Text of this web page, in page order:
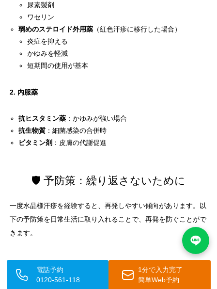
尿素製剤
ワセリン
弱めのステロイド外用薬 （紅色汗疹に移行した場合）
炎症を抑える
かゆみを軽減
短期間の使用が基本
2. 内服薬
抗ヒスタミン薬 ：かゆみが強い場合
抗生物質 ：細菌感染の合併時
ビタミン剤 ：皮膚の代謝促進
🛡️ 予防策：繰り返さないために
一度水晶様汗疹を経験すると、再発しやすい傾向があります。以
下の予防策を日常生活に取り入れることで、再発を防ぐことがで
きます。
📅 日常的な予防習慣
電話予約
0120-561-118
1分で入力完了
簡単Web予約